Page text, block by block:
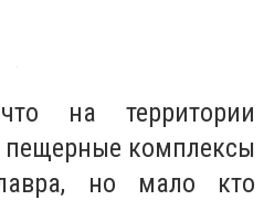
на территории
пещерные комплексы
но мало кто